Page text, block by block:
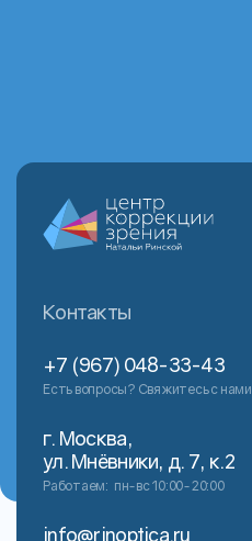
Контакты
+7 (967) 048-33-43
Есть вопросы? Свяжитесь с нами
г. Москва,
ул. Мнёвники, д. 7, к.2
Работаем: пн-вс 10:00-20:00
info@rinoptica.ru